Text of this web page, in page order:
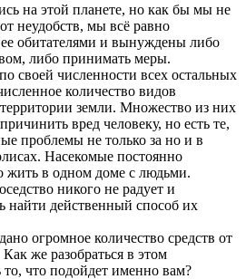
на этой планете, но как бы мы не
неудобств, мы всё равно
обитателями и вынуждены либо
либо принимать меры.
своей численности всех остальных
количество видов
земли. Множество из них
вред человеку, но есть те,
проблемы не только за но и в
Насекомые постоянно
жить в одном доме с людьми.
никого не радует и
найти действенный способ их
огромное количество средств от
же разобраться в этом
что подойдет именно вам?